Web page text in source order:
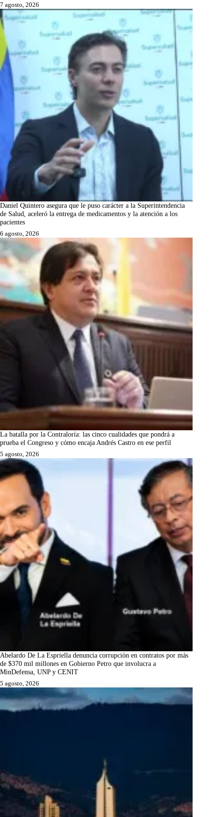
7 agosto, 2026
Daniel Quintero asegura que le puso carácter a la Superintendencia
de Salud, aceleró la entrega de medicamentos y la atención a los
pacientes
6 agosto, 2026
La batalla por la Contraloría: las cinco cualidades que pondrá a
prueba el Congreso y cómo encaja Andrés Castro en ese perfil
5 agosto, 2026
Abelardo De La Espriella denuncia corrupción en contratos por más
de $370 mil millones en Gobierno Petro que involucra a
MinDefensa, UNP y CENIT
5 agosto, 2026